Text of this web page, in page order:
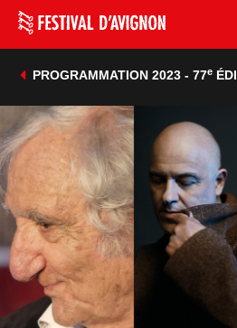
PROGRAMMATION 2023 - 77e